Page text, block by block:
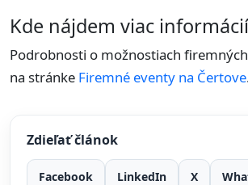
Kde nájdem viac
Podrobnosti o možnostiach
na stránke Firemné eventy na Čertove
Zdieľať článok
Facebook LinkedIn X